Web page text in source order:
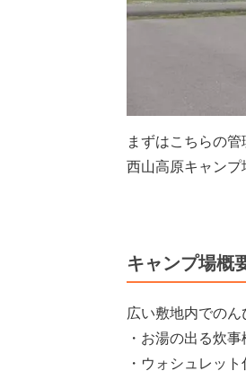
まずはこちらの管
西山高原キャンプ
キャンプ場概
広い敷地内での
・お湯の出る炊事
・ウォシュレット